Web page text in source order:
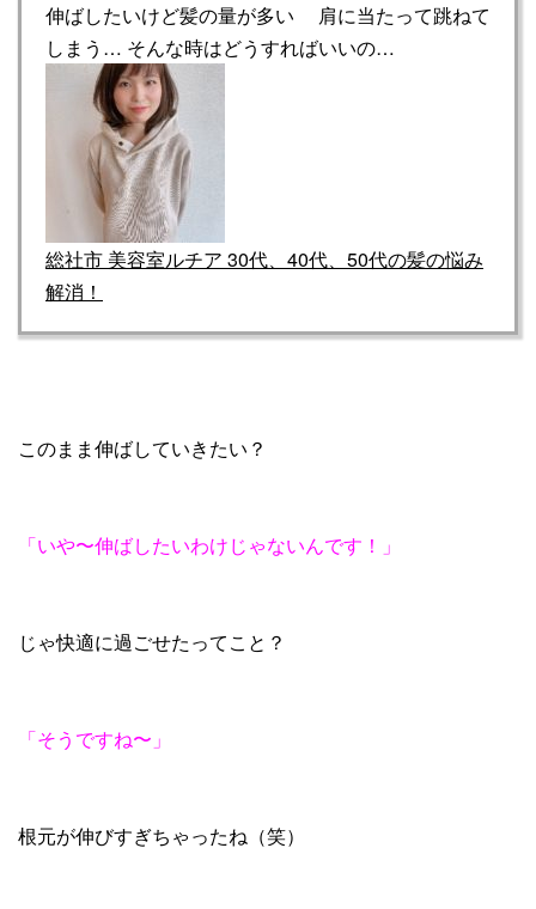
伸ばしたいけど髪の量が多い 肩に当たって跳ねて
しまう… そんな時はどうすればいいの…
総社市 美容室ルチア 30代、40代、50代の髪の悩み
解消！
このまま伸ばしていきたい？
「いや〜伸ばしたいわけじゃないんです！」
じゃ快適に過ごせたってこと？
「そうですね〜」
根元が伸びすぎちゃったね（笑）